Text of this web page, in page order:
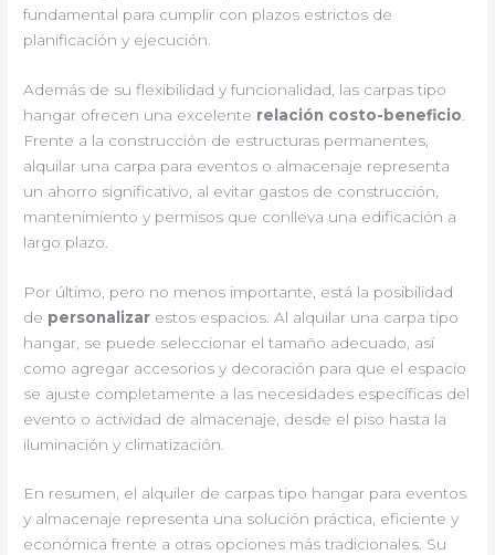
fundamental para cumplir con plazos estrictos de
planificación y ejecución.
Además de su flexibilidad y funcionalidad, las carpas tipo
hangar ofrecen una excelente relación costo-beneficio
Frente a la construcción de estructuras permanentes,
alquilar una carpa para eventos o almacenaje representa
un ahorro significativo, al evitar gastos de construcción,
mantenimiento y permisos que conlleva una edificación a
largo plazo.
Por último, pero no menos importante, está la posibilidad
de personalizar estos espacios. Al alquilar una carpa tipo
hangar, se puede seleccionar el tamaño adecuado, así
como agregar accesorios y decoración para que el espacio
se ajuste completamente a las necesidades específicas del
evento o actividad de almacenaje, desde el piso hasta la
iluminación y climatización.
En resumen, el alquiler de carpas tipo hangar para eventos
y almacenaje representa una solución práctica, eficiente y
económica frente a otras opciones más tradicionales. Su